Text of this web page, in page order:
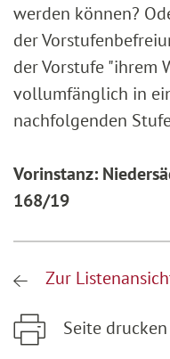
werden können?
der
der Vorstufe "ihrem
vollumfänglich in
nachfolgenden
Vorinstanz:
168/19
Zur
Seite drucken